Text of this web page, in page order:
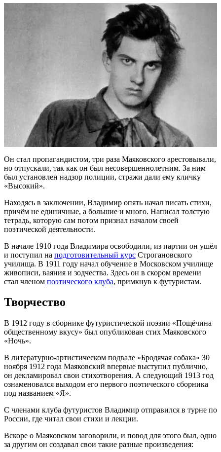
Он стал пропагандистом, три раза Маяковского арестовывали,
но отпускали, так как он был несовершеннолетним. За ним
был установлен надзор полиции, стражи дали ему кличку
«Высокий».
Находясь в заключении, Владимир опять начал писать стихи,
причём не единичные, а большие и много. Написал толстую
тетрадь, которую сам потом признал началом своей
поэтической деятельности.
В начале 1910 года Владимира освободили, из партии он ушёл
и поступил на подготовительный курс Строгановского
училища. В 1911 году начал обучение в Московском училище
живописи, ваяния и зодчества. Здесь он в скором времени
стал членом поэтического клуба, примкнув к футуристам.
Творчество
В 1912 году в сборнике футуристической поэзии «Пощёчина
общественному вкусу» был опубликован стих Маяковского
«Ночь».
В литературно-артистическом подвале «Бродячая собака» 30
ноября 1912 года Маяковский впервые выступил публично,
он декламировал свои стихотворения. А следующий 1913 год
ознаменовался выходом его первого поэтического сборника
под названием «Я».
С членами клуба футуристов Владимир отправился в турне по
России, где читал свои стихи и лекции.
Вскоре о Маяковском заговорили, и повод для этого был, одно
за другим он создавал свои такие разные произведения: